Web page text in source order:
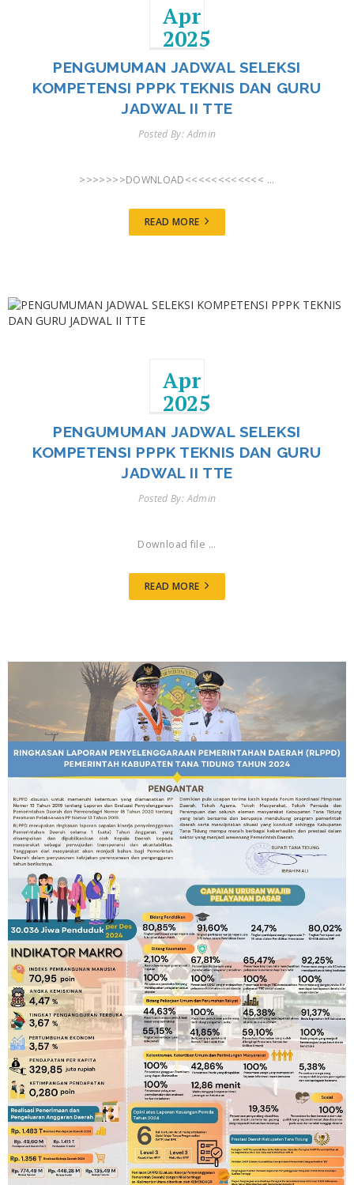
Apr
2025
PENGUMUMAN JADWAL SELEKSI
KOMPETENSI PPPK TEKNIS DAN GURU
JADWAL II TTE
Posted By: Admin
>>>>>>>DOWNLOAD<<<<<<<<<<<< ...
READ MORE
Apr
2025
PENGUMUMAN JADWAL SELEKSI
KOMPETENSI PPPK TEKNIS DAN GURU
JADWAL II TTE
Posted By: Admin
Download file ...
READ MORE